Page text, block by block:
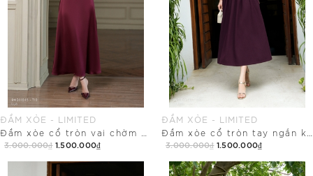
ĐẦM XÒE - LIMITED
3.000.000₫ 1.500.000₫
Mua Ngay
ĐẦM XÒE - LIMITED
3.000.000₫ 1.500.000₫
Mua Ngay